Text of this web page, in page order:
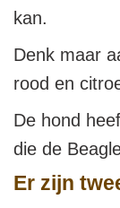
kan.
Denk maar
rood en
De hond
die de
Er zijn